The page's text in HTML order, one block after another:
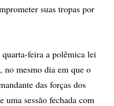
suas tropas por
feira a polêmica lei
no mesmo dia em que o
das forças dos
sessão fechada com